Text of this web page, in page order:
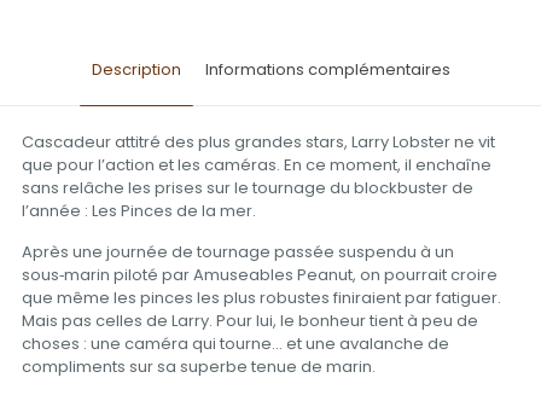
Description Informations complémentaires
Cascadeur attitré des plus grandes stars, Larry Lobster ne vit
que pour l’action et les caméras. En ce moment, il enchaîne
sans relâche les prises sur le tournage du blockbuster de
l’année : Les Pinces de la mer.
Après une journée de tournage passée suspendu à un
sous‑marin piloté par Amuseables Peanut, on pourrait croire
que même les pinces les plus robustes finiraient par fatiguer.
Mais pas celles de Larry. Pour lui, le bonheur tient à peu de
choses : une caméra qui tourne… et une avalanche de
compliments sur sa superbe tenue de marin.